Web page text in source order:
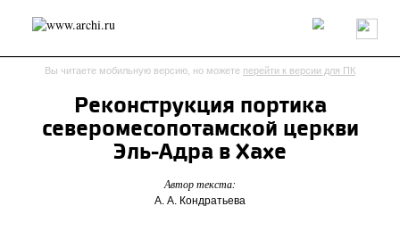
Россия Мир Технологии Интерьер Пресса
Архитекторы
send.project Анонсы конкурсов
Интервью Исследование
Результаты конкурса
Рецензия Архитектура
Вы читаете мобильную версию, но можете перейти к версии для ПК
Реконструкция портика
северомесопотамской церкви
Эль-Адра в Хахе
Автор текста:
А. А. Кондратьева